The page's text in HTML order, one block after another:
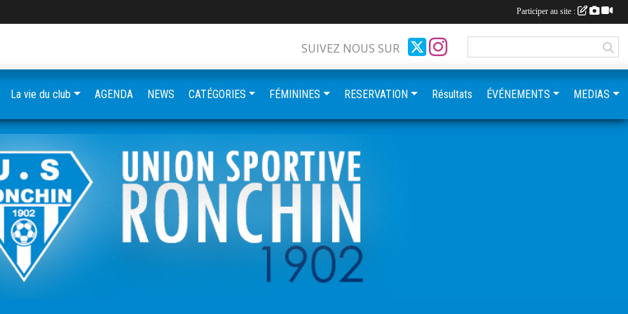
SUIVEZ NOUS SUR
La vie du club AGENDA NEWS CATÉGORIES FÉMININES RESERVATION Résultats ÉVÉNEMENTS MEDIAS
Participer au site :